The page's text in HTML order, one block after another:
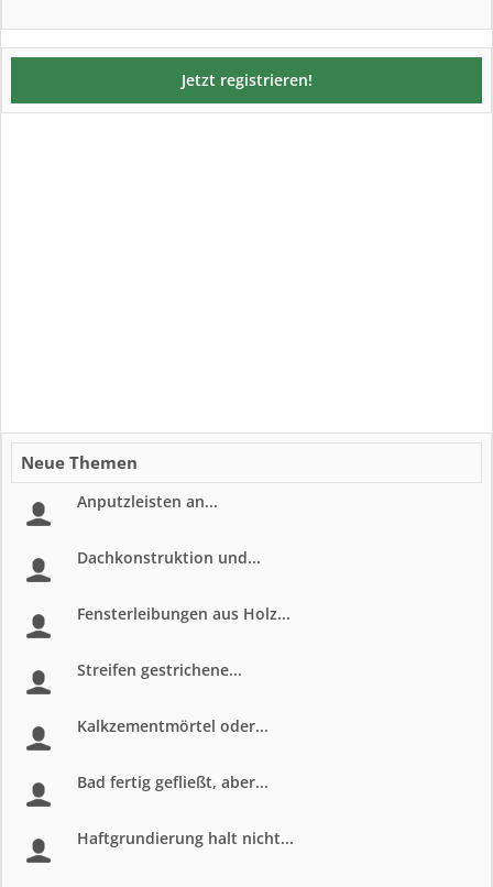
Jetzt registrieren!
Neue Themen
Anputzleisten an...
Dachkonstruktion und...
Fensterleibungen aus Holz...
Streifen gestrichene...
Kalkzementmörtel oder...
Bad fertig gefließt, aber...
Haftgrundierung halt nicht...